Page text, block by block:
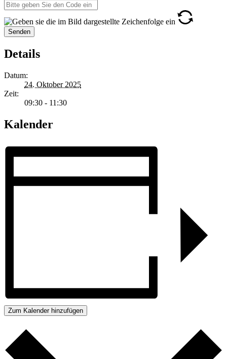
Senden
Details
Datum:
24. Oktober 2025
Zeit:
09:30 - 11:30
Kalender
Zum Kalender hinzufügen